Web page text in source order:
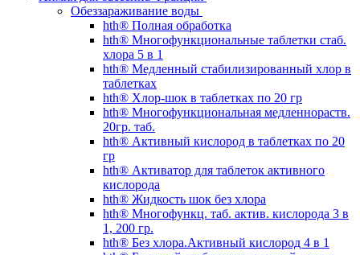
Обеззараживание воды
hth® Полная обработка
hth® Многофункциональные таблетки стаб.
хлора 5 в 1
hth® Медленный стабилизированный хлор в
таблетках
hth® Хлор-шок в таблетках по 20 гр
hth® Многофункциональная медленнораств.
20гр. таб.
hth® Активный кислород в таблетках по 20
гр
hth® Активатор для таблеток активного
кислорода
hth® Жидкость шок без хлора
hth® Многофункц. таб. актив. кислорода 3 в
1, 200 гр.
hth® Без хлора.Активный кислород 4 в 1